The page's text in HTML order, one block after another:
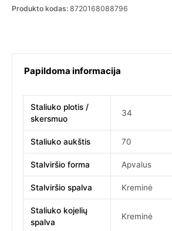
Produkto kodas: 8720168088796
Papildoma informacija
Staliuko plotis /
skersmuo
34
Staliuko aukštis 70
Stalviršio forma Apvalus
Stalviršio spalva Kreminė
Staliuko kojelių
spalva
Kreminė